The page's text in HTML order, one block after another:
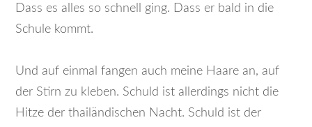
Dass es alles so schnell ging. Dass er bald in die
Schule kommt.
Und auf einmal fangen auch meine Haare an, auf
der Stirn zu kleben. Schuld ist allerdings nicht die
Hitze der thailändischen Nacht. Schuld ist der